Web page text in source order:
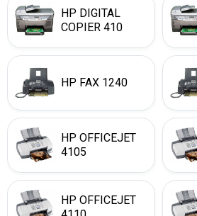
HP DIGITAL
COPIER 410
HP FAX 1240
HP OFFICEJET
4105
HP OFFICEJET